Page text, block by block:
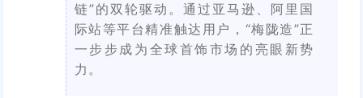
链”的双轮驱动。通过亚马逊、阿里国
际站等平台精准触达用户，“梅陇造”正
一步步成为全球首饰市场的亮眼新势
力。